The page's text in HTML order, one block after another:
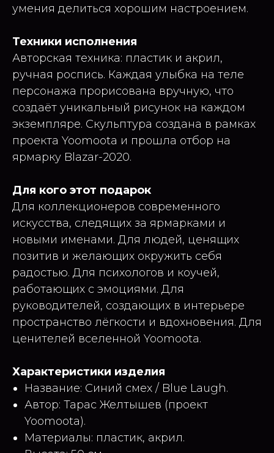
умения делиться хорошим настроением.
Техники исполнения
Авторская техника: пластик и акрил,
ручная роспись. Каждая улыбка на теле
персонажа прорисована вручную, что
создаёт уникальный рисунок на каждом
экземпляре. Скульптура создана в рамках
проекта Yoomoota и прошла отбор на
ярмарку Blazar-2020.
Для кого этот подарок
Для коллекционеров современного
искусства, следящих за ярмарками и
новыми именами. Для людей, ценящих
позитив и желающих окружить себя
радостью. Для психологов и коучей,
работающих с эмоциями. Для
руководителей, создающих в интерьере
пространство лёгкости и вдохновения. Для
ценителей вселенной Yoomoota.
Характеристики изделия
Название: Синий смех / Blue Laugh.
Автор: Тарас Желтышев (проект
Yoomoota).
Материалы: пластик, акрил.